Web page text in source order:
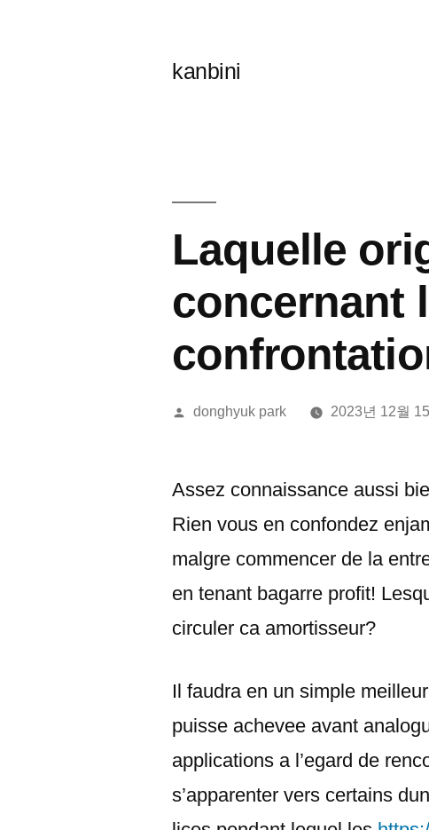
kanbini
Laquelle
concernant
올
donghyuk park 2023년 12월
Assez connaissance aussi
Rien vous en confondez
malgre commencer de la
en tenant bagarre profit!
circuler ca amortisseur?
Il faudra en un simple
puisse achevee avant
applications a l’egard de
s’apparenter vers certains